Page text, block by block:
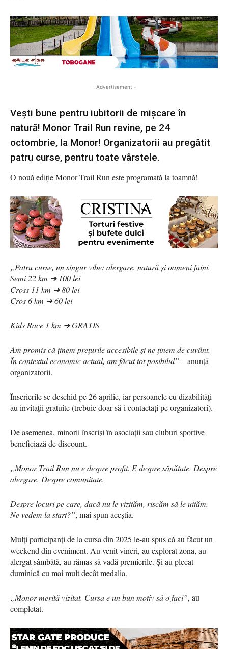
- Advertisement -
Vești bune pentru iubitorii de mișcare în
natură! Monor Trail Run revine, pe 24
octombrie, la Monor! Organizatorii au pregătit
patru curse, pentru toate vârstele.
O nouă ediție Monor Trail Run este programată la toamnă!
„Patru curse, un singur vibe: alergare, natură și oameni faini.
Semi 22 km ➜ 100 lei
Cross 11 km ➜ 80 lei
Cros 6 km ➜ 60 lei
Kids Race 1 km ➜ GRATIS
Am promis că ținem prețurile accesibile și ne ținem de cuvânt.
În contextul economic actual, am făcut tot posibilul” – anunță
organizatorii.
Înscrierile se deschid pe 26 aprilie, iar persoanele cu dizabilități
au invitații gratuite (trebuie doar să-i contactați pe organizatori).
De asemenea, minorii înscriși în asociații sau cluburi sportive
beneficiază de discount.
„Monor Trail Run nu e despre profit. E despre sănătate. Despre
alergare. Despre comunitate.
Despre locuri pe care, dacă nu le vizităm, riscăm să le uităm.
Ne vedem la start?”, mai spun aceștia.
Mulți participanți de la cursa din 2025 le-au spus că au făcut un
weekend din eveniment. Au venit vineri, au explorat zona, au
alergat sâmbătă, au rămas să vadă premierile. Și au plecat
duminică cu mai mult decât medalia.
„Monor merită vizitat. Cursa e un bun motiv să o faci”, au
completat.